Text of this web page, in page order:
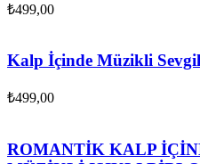
₺499,00
Kalp İçinde Müzikli
₺499,00
ROMANTİK KALP